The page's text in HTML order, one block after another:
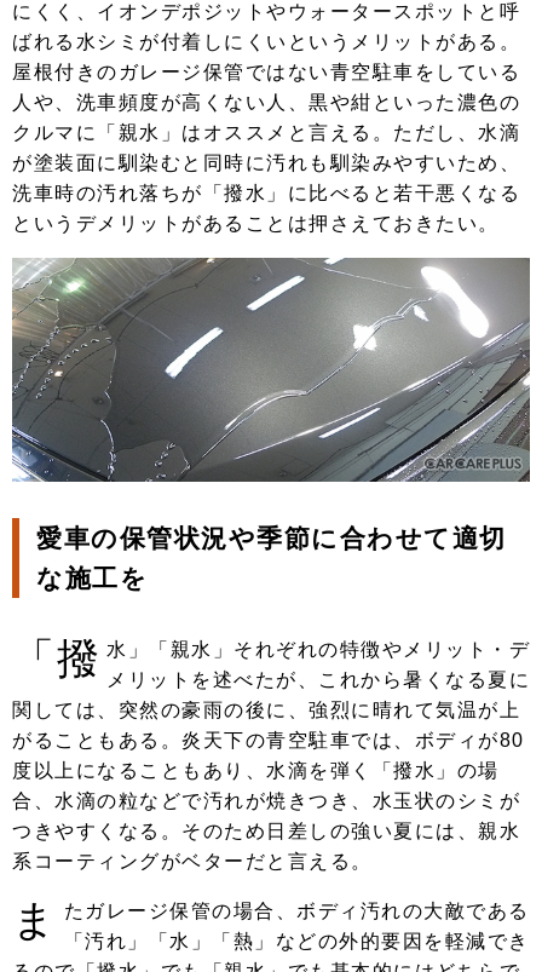
にくく、イオンデポジットやウォータースポットと呼
ばれる水シミが付着しにくいというメリットがある。
屋根付きのガレージ保管ではない青空駐車をしている
人や、洗車頻度が高くない人、黒や紺といった濃色の
クルマに「親水」はオススメと言える。ただし、水滴
が塗装面に馴染むと同時に汚れも馴染みやすいため、
洗車時の汚れ落ちが「撥水」に比べると若干悪くなる
というデメリットがあることは押さえておきたい。
愛車の保管状況や季節に合わせて適切
な施工を
「撥 水」「親水」それぞれの特徴やメリット・デ
メリットを述べたが、これから暑くなる夏に
関しては、突然の豪雨の後に、強烈に晴れて気温が上
がることもある。炎天下の青空駐車では、ボディが80
度以上になることもあり、水滴を弾く「撥水」の場
合、水滴の粒などで汚れが焼きつき、水玉状のシミが
つきやすくなる。そのため日差しの強い夏には、親水
系コーティングがベターだと言える。
ま
たガレージ保管の場合、ボディ汚れの大敵である
「汚れ」「水」「熱」などの外的要因を軽減でき